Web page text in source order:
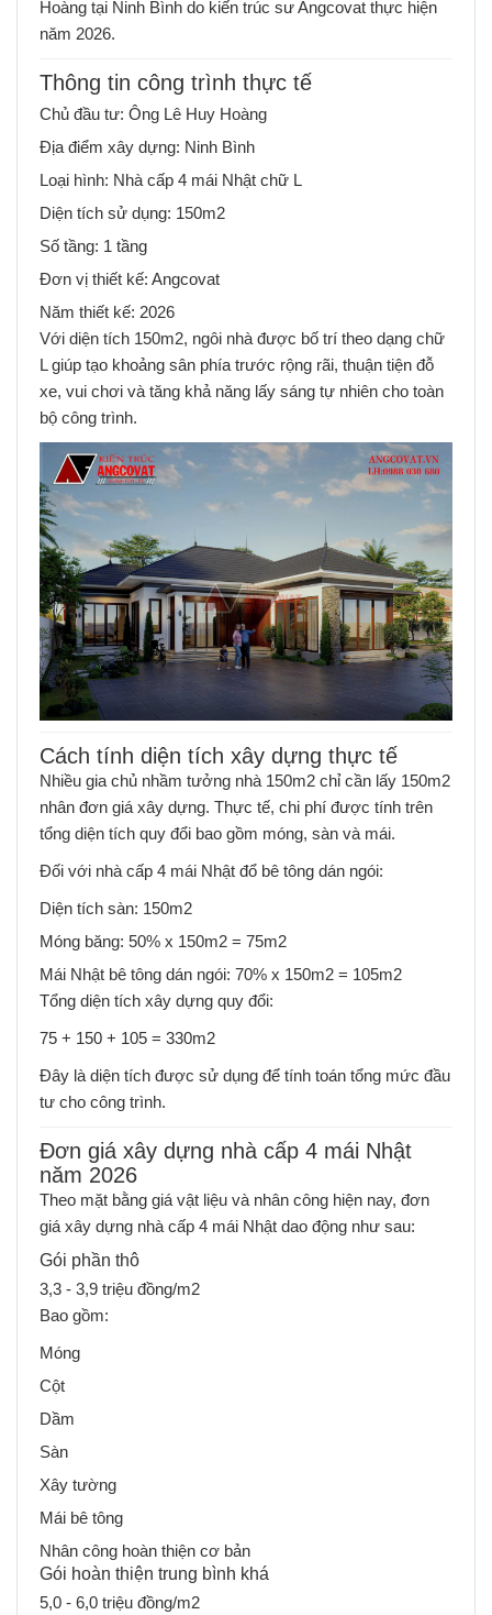
Hoàng tại Ninh Bình do kiến trúc sư Angcovat thực hiện
năm 2026.
Thông tin công trình thực tế
Chủ đầu tư: Ông Lê Huy Hoàng
Địa điểm xây dựng: Ninh Bình
Loại hình: Nhà cấp 4 mái Nhật chữ L
Diện tích sử dụng: 150m2
Số tầng: 1 tầng
Đơn vị thiết kế: Angcovat
Năm thiết kế: 2026
Với diện tích 150m2, ngôi nhà được bố trí theo dạng chữ
L giúp tạo khoảng sân phía trước rộng rãi, thuận tiện đỗ
xe, vui chơi và tăng khả năng lấy sáng tự nhiên cho toàn
bộ công trình.
Cách tính diện tích xây dựng thực tế
Nhiều gia chủ nhầm tưởng nhà 150m2 chỉ cần lấy 150m2
nhân đơn giá xây dựng. Thực tế, chi phí được tính trên
tổng diện tích quy đổi bao gồm móng, sàn và mái.
Đối với nhà cấp 4 mái Nhật đổ bê tông dán ngói:
Diện tích sàn: 150m2
Móng băng: 50% x 150m2 = 75m2
Mái Nhật bê tông dán ngói: 70% x 150m2 = 105m2
Tổng diện tích xây dựng quy đổi:
75 + 150 + 105 = 330m2
Đây là diện tích được sử dụng để tính toán tổng mức đầu
tư cho công trình.
Đơn giá xây dựng nhà cấp 4 mái Nhật
năm 2026
Theo mặt bằng giá vật liệu và nhân công hiện nay, đơn
giá xây dựng nhà cấp 4 mái Nhật dao động như sau:
Gói phần thô
3,3 - 3,9 triệu đồng/m2
Bao gồm:
Móng
Cột
Dầm
Sàn
Xây tường
Mái bê tông
Nhân công hoàn thiện cơ bản
Gói hoàn thiện trung bình khá
5,0 - 6,0 triệu đồng/m2